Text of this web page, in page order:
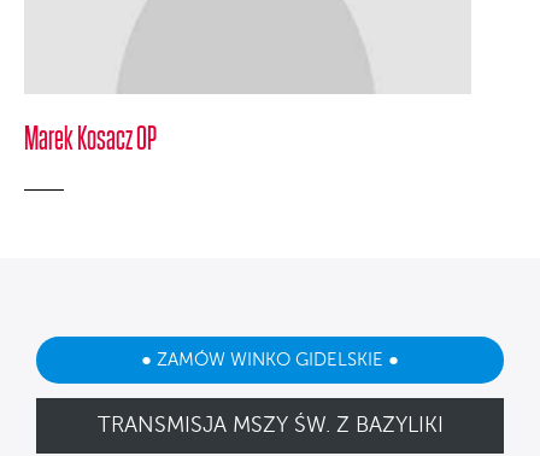
Marek Kosacz OP
● ZAMÓW WINKO GIDELSKIE ●
TRANSMISJA MSZY ŚW. Z BAZYLIKI